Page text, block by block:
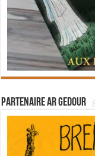
Partenaire Ar Gedour